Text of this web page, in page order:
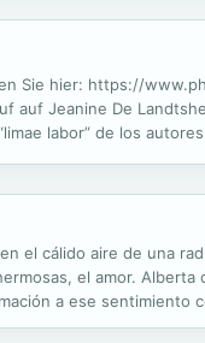
Sie hier: https://
auf Jeanine De
labor” de los
el cálido aire de una
el amor.
a ese sentimiento
que hacen avanzar